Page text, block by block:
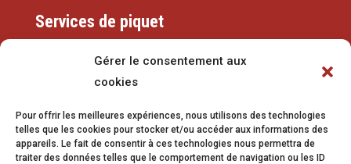
Gérer le consentement aux
cookies
Pour offrir les meilleures expériences, nous utilisons des technologies
telles que les cookies pour stocker et/ou accéder aux informations des
appareils. Le fait de consentir à ces technologies nous permettra de
traiter des données telles que le comportement de navigation ou les ID
Services de piquet
079 337 66 42
eaux@vetroz.ch
Travaux publics